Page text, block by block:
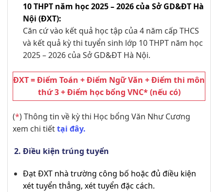
10 THPT năm học 2025 – 2026 của Sở GD&ĐT Hà
Nội (ĐXT):
Căn cứ vào kết quả học tập của 4 năm cấp THCS
và kết quả kỳ thi tuyển sinh lớp 10 THPT năm học
2025 – 2026 của Sở GD&ĐT Hà Nội.
ĐXT = Điểm Toán + Điểm Ngữ Văn + Điểm thi môn
thứ 3 + Điểm học bổng VNC* (nếu có)
(*) Thông tin về kỳ thi Học bổng Văn Như Cương
xem chi tiếttại đây.
Điều kiện trúng tuyển
Đạt ĐXT nhà trường công bố hoặc đủ điều kiện
xét tuyển thẳng, xét tuyển đặc cách.